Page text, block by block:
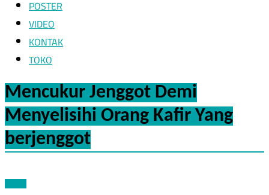
POSTER
VIDEO
KONTAK
TOKO
Mencukur Jenggot Demi
Menyelisihi Orang Kafir Yang
berjenggot